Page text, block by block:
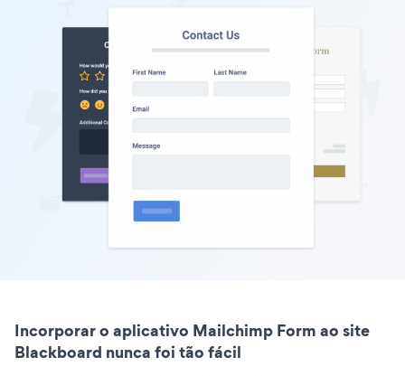
Incorporar o aplicativo Mailchimp Form ao site
Blackboard nunca foi tão fácil